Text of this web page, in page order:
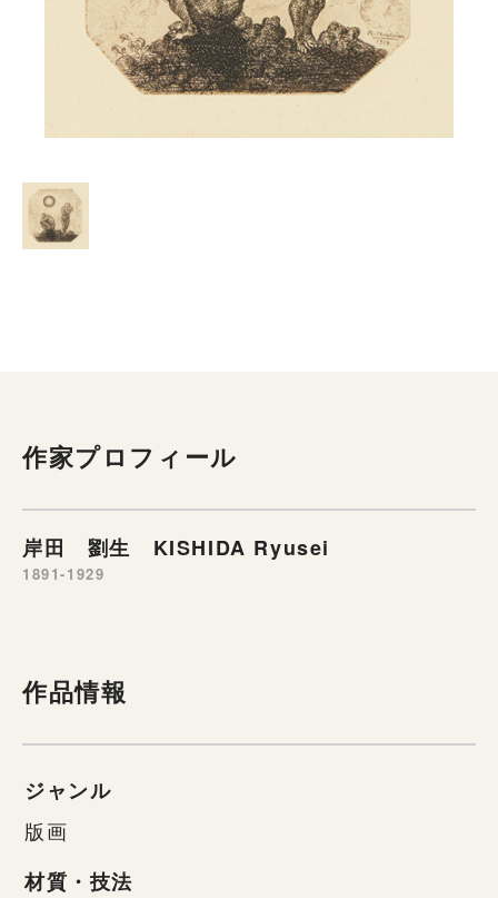
作家プロフィール
岸田 劉生 KISHIDA Ryusei
1891-1929
作品情報
ジャンル
版画
材質・技法